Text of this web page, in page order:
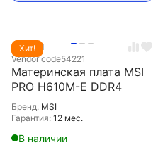
Хит!
5.0
1
Vendor code54221
Материнская плата MSI
PRO H610M-E DDR4
Бренд: MSI
Гарантия: 12 мес.
В наличии